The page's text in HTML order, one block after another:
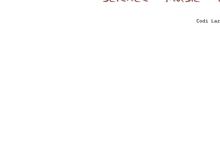
Codi